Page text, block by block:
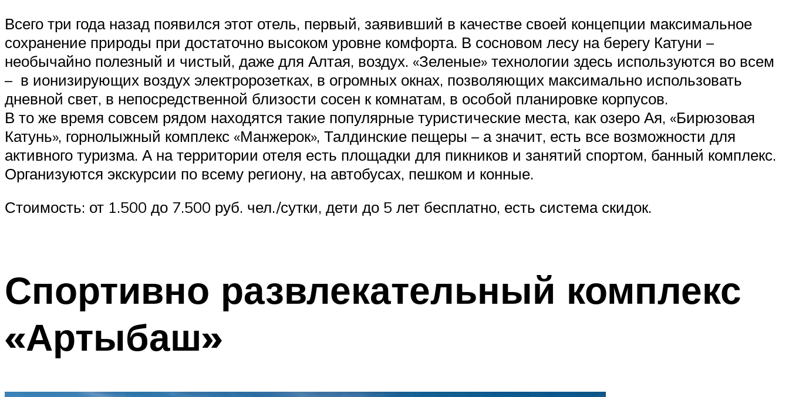
Всего три года назад появился этот отель, первый, заявивший в качестве своей концепции максимальное
сохранение природы при достаточно высоком уровне комфорта. В сосновом лесу на берегу Катуни –
необычайно полезный и чистый, даже для Алтая, воздух. «Зеленые» технологии здесь используются во всем
– в ионизирующих воздух электророзетках, в огромных окнах, позволяющих максимально использовать
дневной свет, в непосредственной близости сосен к комнатам, в особой планировке корпусов.
В то же время совсем рядом находятся такие популярные туристические места, как озеро Ая, «Бирюзовая
Катунь», горнолыжный комплекс «Манжерок», Талдинские пещеры – а значит, есть все возможности для
активного туризма. А на территории отеля есть площадки для пикников и занятий спортом, банный комплекс.
Организуются экскурсии по всему региону, на автобусах, пешком и конные.
Стоимость: от 1.500 до 7.500 руб. чел./сутки, дети до 5 лет бесплатно, есть система скидок.
Спортивно развлекательный комплекс
«Артыбаш»